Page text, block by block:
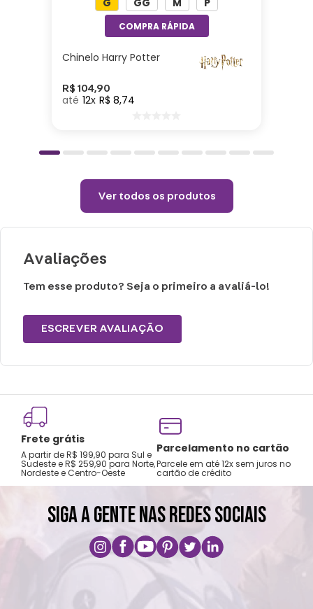
Altura: 12,5cm | Largura: 21cm |
Comprimento: 07cm | Material: Sintético
Cuidados e recomendações de uso:
Não alvejar
Temperatura máxima 110°C (sem vapor)
secadora
Limpeza suave
Não limpar a seco.
Chinelo Harry Potter
R$ 104,90
12 R$ 8,74
G GG M P
Ver todos os produtos
Avaliações
Tem esse produto? Seja o primeiro a avaliá-lo!
ESCREVER AVALIAÇÃO
Frete grátis
A partir de R$ 199,90 para Sul e
Sudeste e R$ 259,90 para Norte,
Nordeste e Centro-Oeste
Parcelamento no cartão
Parcele em até 12x sem juros no
cartão de crédito
SIGA A GENTE NAS REDES SOCIAIS